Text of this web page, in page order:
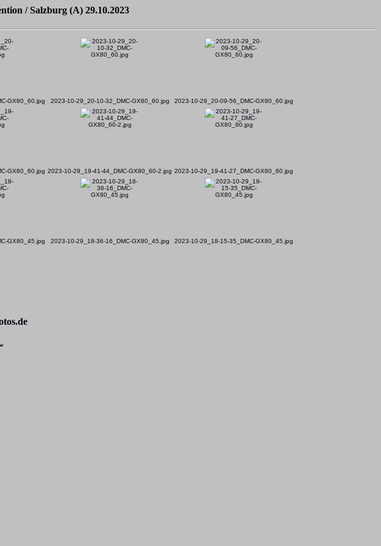
/ Salzburg (A) 29.10.2023
GX80_60.jpg 2023-10-29_20-10-32_DMC-GX80_60.jpg 2023-10-29_20-09-56_DMC-GX80_60.jpg
GX80_60.jpg 2023-10-29_19-41-44_DMC-GX80_60-2.jpg 2023-10-29_19-41-27_DMC-GX80_60.jpg
GX80_45.jpg 2023-10-29_18-36-16_DMC-GX80_45.jpg 2023-10-29_18-15-35_DMC-GX80_45.jpg